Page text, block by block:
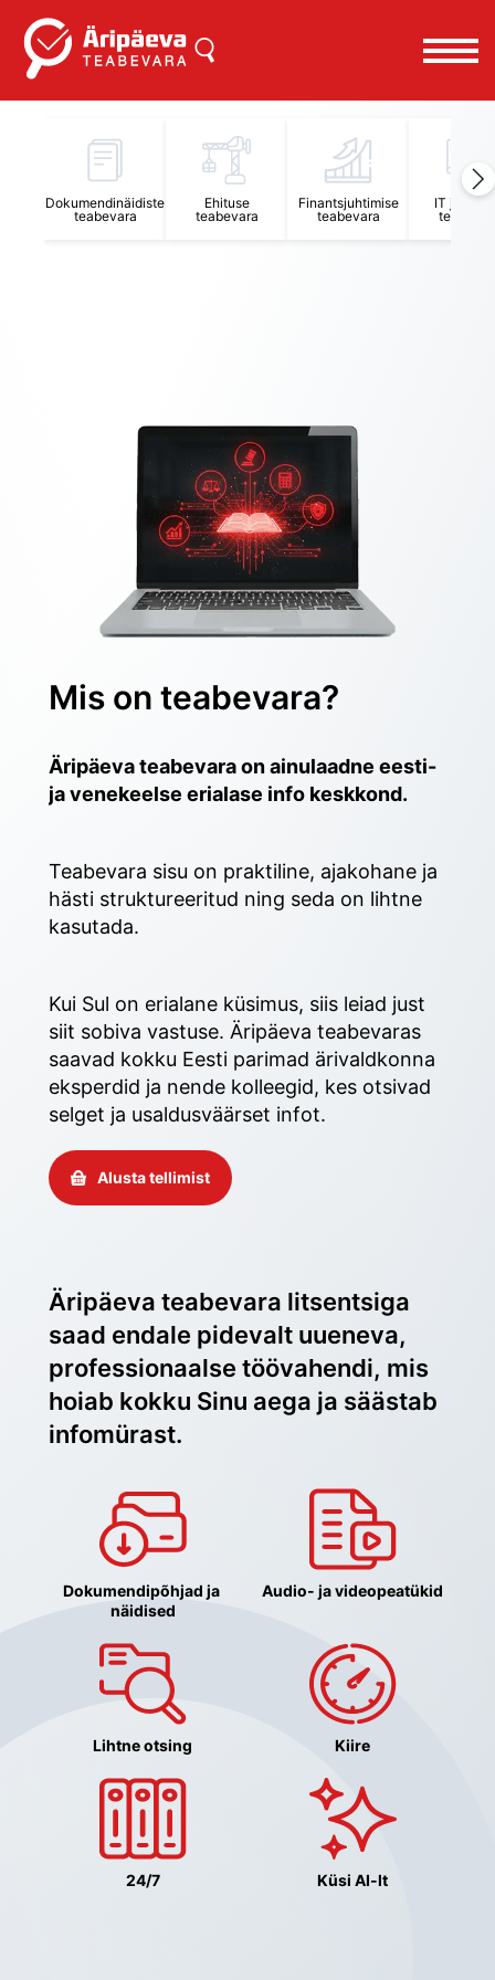
Dokumendinäidiste
teabevara
Ehituse
teabevara
Finantsjuhtimise
teabevara
IT
Mis on teabevara?
Äripäeva teabevara on ainulaadne eesti-
ja venekeelse erialase info keskkond.
Teabevara sisu on praktiline, ajakohane ja
hästi struktureeritud ning seda on lihtne
kasutada.
Kui Sul on erialane küsimus, siis leiad just
siit sobiva vastuse. Äripäeva teabevaras
saavad kokku Eesti parimad ärivaldkonna
eksperdid ja nende kolleegid, kes otsivad
selget ja usaldusväärset infot.
Alusta tellimist
Äripäeva teabevara litsentsiga
saad endale pidevalt uueneva,
professionaalse töövahendi, mis
hoiab kokku Sinu aega ja säästab
infomürast.
Dokumendipõhjad ja
näidised
Audio- ja videopeatükid
Lihtne otsing Kiire
24/7 Küsi AI-lt